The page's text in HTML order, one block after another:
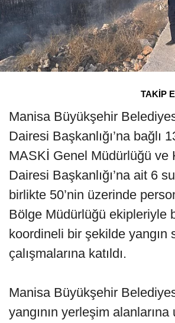
TAKİP
Manisa Büyükşehir
Dairesi Başkanlığı’na bağlı
MASKİ Genel Müdürlüğü ve
Dairesi Başkanlığı’na ait 6
birlikte 50’nin üzerinde
Bölge Müdürlüğü ekipleriyle
koordineli bir şekilde yangın
çalışmalarına katıldı.
Manisa Büyükşehir
yangının yerleşim